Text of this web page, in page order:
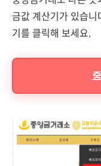
금값 계산기가 있습
기를 클릭해 보세요.